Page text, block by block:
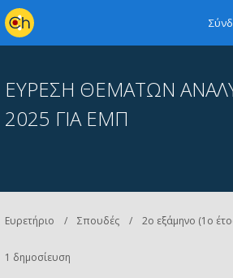
ΕΥΡΕΣΗ ΘΕΜΑΤΩΝ
2025 ΓΙΑ ΕΜΠ
Ευρετήριο Σπουδές 2ο εξάμηνο (1ο
1 δημοσίευση